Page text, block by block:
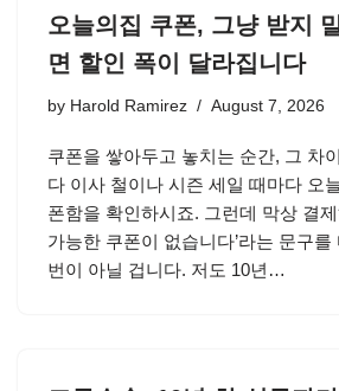
오늘의집 쿠폰, 그냥 받지
면 할인 폭이 달라집니다
by Harold Ramirez August 7, 2026
쿠폰을 쌓아두고 놓치는 순간, 그 차
다 이사 철이나 시즌 세일 때마다 오
폰함을 확인하시죠. 그런데 막상 결
가능한 쿠폰이 없습니다’라는 문구
번이 아닐 겁니다. 저도 10년…